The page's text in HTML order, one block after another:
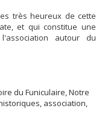
très heureux de cette
et qui constitue une
autour du
du Funiculaire Notre
association